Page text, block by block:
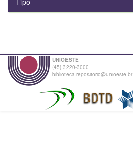
UNIOESTE
(45) 3220-3000
biblioteca.repositorio@unioeste.br